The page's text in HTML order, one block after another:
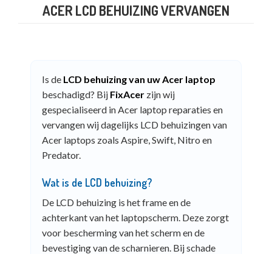
ACER LCD BEHUIZING VERVANGEN
Is de LCD behuizing van uw Acer laptop
beschadigd? Bij FixAcer zijn wij
gespecialiseerd in Acer laptop reparaties en
vervangen wij dagelijks LCD behuizingen van
Acer laptops zoals Aspire, Swift, Nitro en
Predator.
Wat is de LCD behuizing?
De LCD behuizing is het frame en de
achterkant van het laptopscherm. Deze zorgt
voor bescherming van het scherm en de
bevestiging van de scharnieren. Bij schade